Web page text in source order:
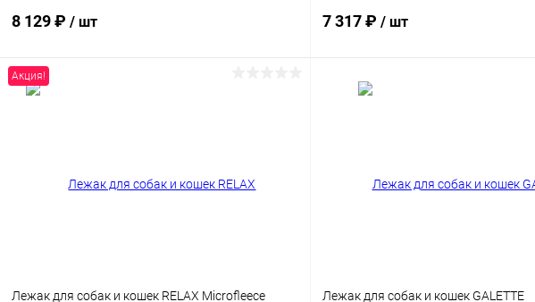
8 129 ₽ / шт
Коричневый
7 317 ₽ / шт
Акция!
Лежак для собак и кошек RELAX Microfleece Лежак для собак и кошек GALETTE